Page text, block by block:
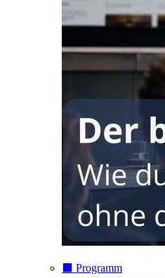
⬛️ Programm